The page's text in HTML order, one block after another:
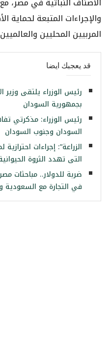
والإجراءات المتبعة لحماية
المربيين المحليين
قد يعجبك ايضا
رئيس الوزراء يلتقى وزير
بجمهورية السودان
رئيس الوزراء: مذكرتي
السودان وجنوب السودان
الزراعة”: إجراءات
التى تهدد الثروة
ضربة للدولار.. مباحثات
في التجارة مع السعودية